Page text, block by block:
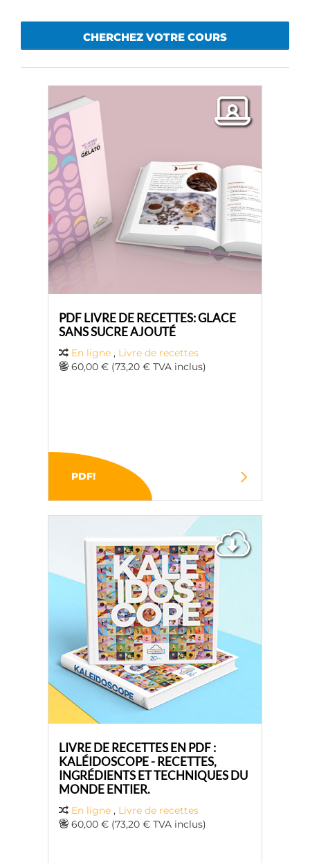
CHERCHEZ VOTRE COURS
PDF LIVRE DE RECETTES: GLACE
SANS SUCRE AJOUTÉ
En ligne , Livre de recettes
60,00 € (73,20 € TVA inclus)
PDF!
LIVRE DE RECETTES EN PDF :
KALÉIDOSCOPE - RECETTES,
INGRÉDIENTS ET TECHNIQUES DU
MONDE ENTIER.
En ligne , Livre de recettes
60,00 € (73,20 € TVA inclus)